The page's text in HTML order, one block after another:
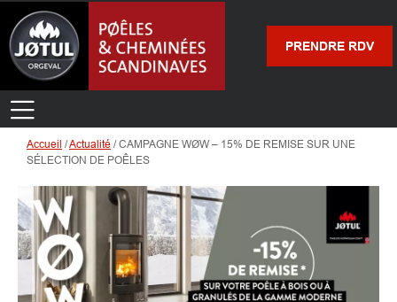
PRENDRE RDV
Accueil /Actualité / CAMPAGNE WØW – 15% DE REMISE SUR UNE
SÉLECTION DE POÊLES